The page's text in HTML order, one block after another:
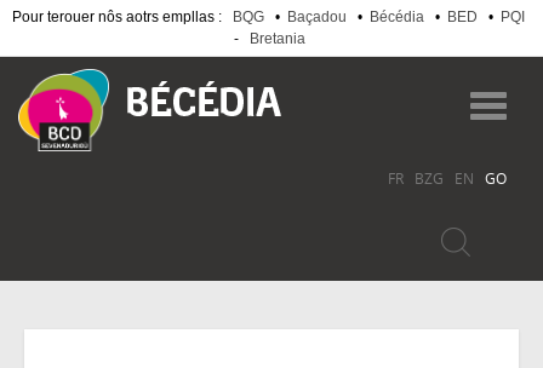
Pour terouer nôs aotrs empllas : BQG • Baçadou • Bécédia • BED •
PQI
-
Bretania
main
content
FR BZG EN GO